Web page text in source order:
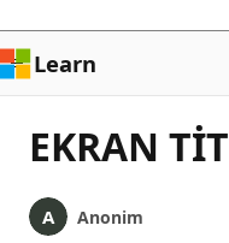
Learn
EKRAN
Anonim